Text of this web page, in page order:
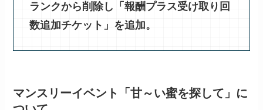
ランクから削除し「報酬プラス受け取り回
数追加チケット」を追加。
マンスリーイベント「甘～い蜜を探して」に